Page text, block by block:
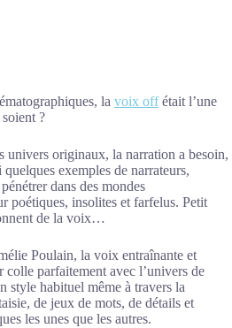
la voix offétait l’une
?
univers originaux, la narration a besoin,
exemples de narrateurs,
dans des mondes
poétiques, insolites et farfelus. Petit
de la voix…
Poulain, la voix entraînante et
parfaitement avec l’univers de
style habituel même à travers la
de jeux de mots, de détails et
les unes que les autres.